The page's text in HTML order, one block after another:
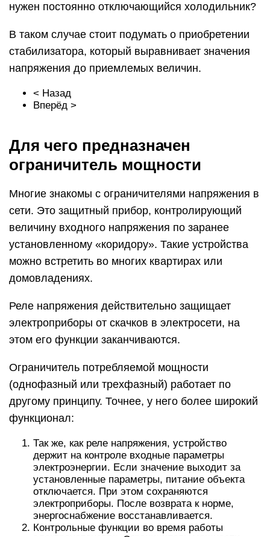
нужен постоянно отключающийся холодильник?
В таком случае стоит подумать о приобретении
стабилизатора, который выравнивает значения
напряжения до приемлемых величин.
< Назад
Вперёд >
Для чего предназначен
ограничитель мощности
Многие знакомы с ограничителями напряжения в
сети. Это защитный прибор, контролирующий
величину входного напряжения по заранее
установленному «коридору». Такие устройства
можно встретить во многих квартирах или
домовладениях.
Реле напряжения действительно защищает
электроприборы от скачков в электросети, на
этом его функции заканчиваются.
Ограничитель потребляемой мощности
(однофазный или трехфазный) работает по
другому принципу. Точнее, у него более широкий
функционал:
Так же, как реле напряжения, устройство
держит на контроле входные параметры
электроэнергии. Если значение выходит за
установленные параметры, питание объекта
отключается. При этом сохраняются
электроприборы. После возврата к норме,
энергоснабжение восстанавливается.
Контрольные функции во время работы